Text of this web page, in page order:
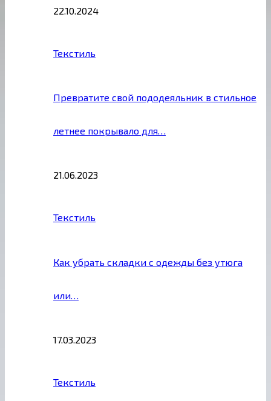
22.10.2024
Текстиль
Превратите свой пододеяльник в стильное
летнее покрывало для…
21.06.2023
Текстиль
Как убрать складки с одежды без утюга
или…
17.03.2023
Текстиль